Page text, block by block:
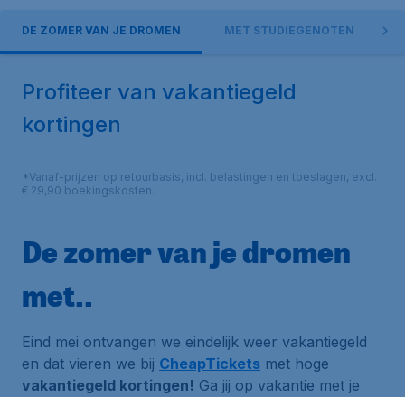
DE ZOMER VAN JE DROMEN MET STUDIEGENOTEN
Profiteer van vakantiegeld
kortingen
*Vanaf-prijzen op retourbasis, incl. belastingen en toeslagen, excl.
€ 29,90 boekingskosten.
De zomer van je dromen
met..
Eind mei ontvangen we eindelijk weer vakantiegeld
en dat vieren we bij CheapTickets met hoge
vakantiegeld kortingen! Ga jij op vakantie met je